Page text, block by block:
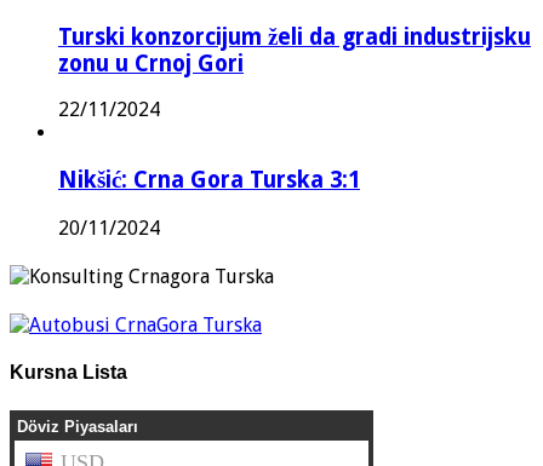
Turski konzorcijum želi da gradi industrijsku
zonu u Crnoj Gori
22/11/2024
Nikšić: Crna Gora Turska 3:1
20/11/2024
Kursna Lista